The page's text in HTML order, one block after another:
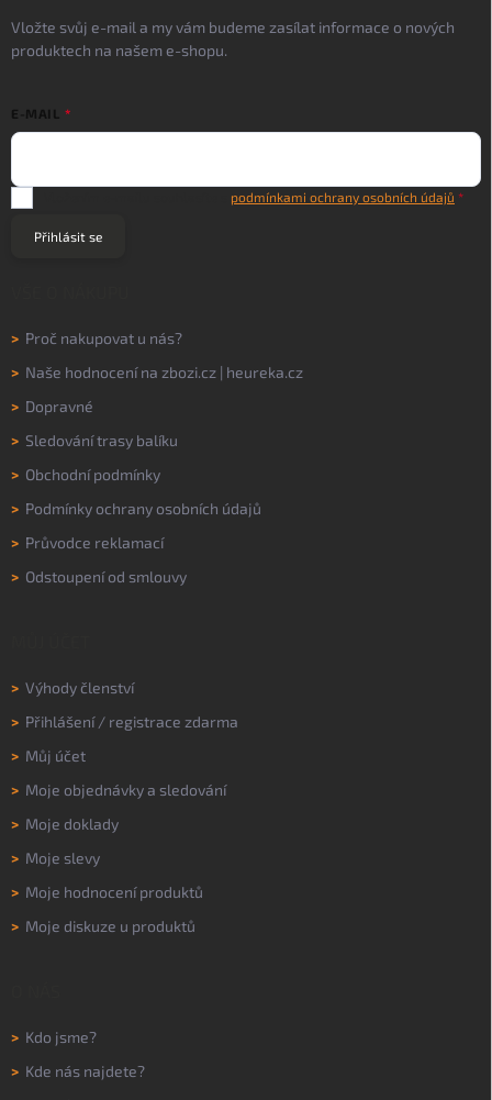
Vložte svůj e-mail a my vám budeme zasílat informace o nových
produktech na našem e-shopu.
E-MAIL
podmínkami ochrany osobních údajů
Přihlásit se
> Proč nakupovat u nás?
> Naše hodnocení na zbozi.cz | heureka.cz
> Dopravné
> Sledování trasy balíku
> Obchodní podmínky
> Podmínky ochrany osobních údajů
> Průvodce reklamací
> Odstoupení od smlouvy
> Výhody členství
> Přihlášení/ registrace zdarma
> Můj účet
> Moje objednávky a sledování
> Moje doklady
> Moje slevy
> Moje hodnocení produktů
> Moje diskuze u produktů
> Kdo jsme?
> Kde nás najdete?